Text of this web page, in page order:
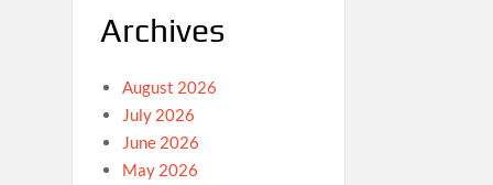
Archives
August 2026
July 2026
June 2026
May 2026